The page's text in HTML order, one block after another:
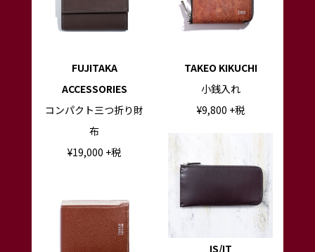
FUJITAKA
ACCESSORIES
コンパクト三つ折り財
布
¥19,000 +税
TAKEO KIKUCHI
小銭入れ
¥9,800 +税
IS/IT